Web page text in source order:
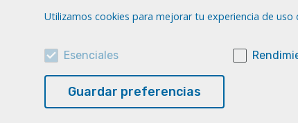
Utilizamos cookies para mejorar tu experiencia de
Esenciales
Guardar preferencias